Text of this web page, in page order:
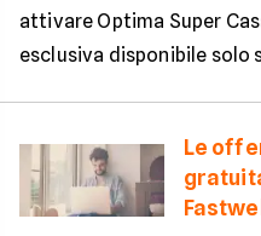
attivare Optima Super
esclusiva disponibile solo
Le